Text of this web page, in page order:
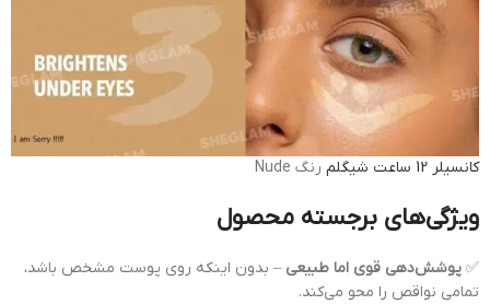
کانسیلر 12 ساعت شیگلم رنگ Nude
ویژگی‌های برجسته محصول
✅ پوشش‌دهی قوی اما طبیعی – بدون اینکه روی پوست مشخص باشد،
تمامی نواقص را محو می‌کند.